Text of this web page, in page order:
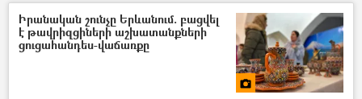
Իրանական շունչը Երևանում. բացվել
է թավրիզցիների աշխատանքների
ցուցահանդես-վաճառքը